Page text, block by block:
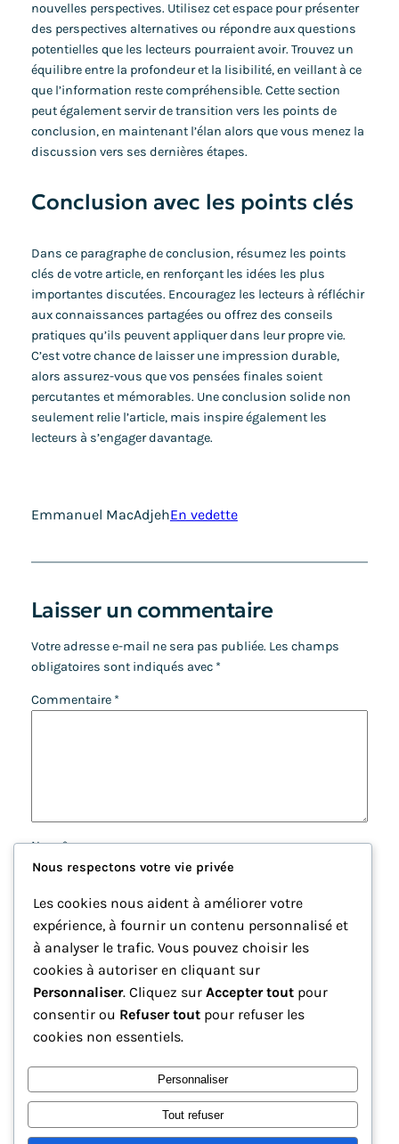
nouvelles perspectives. Utilisez cet espace pour présenter
des perspectives alternatives ou répondre aux questions
potentielles que les lecteurs pourraient avoir. Trouvez un
équilibre entre la profondeur et la lisibilité, en veillant à ce
que l’information reste compréhensible. Cette section
peut également servir de transition vers les points de
conclusion, en maintenant l’élan alors que vous menez la
discussion vers ses dernières étapes.
Conclusion avec les points clés
Dans ce paragraphe de conclusion, résumez les points
clés de votre article, en renforçant les idées les plus
importantes discutées. Encouragez les lecteurs à réfléchir
aux connaissances partagées ou offrez des conseils
pratiques qu’ils peuvent appliquer dans leur propre vie.
C’est votre chance de laisser une impression durable,
alors assurez-vous que vos pensées finales soient
percutantes et mémorables. Une conclusion solide non
seulement relie l’article, mais inspire également les
lecteurs à s’engager davantage.
Emmanuel MacAdjehEn vedette
Laisser un commentaire
Votre adresse e-mail ne sera pas publiée. Les champs
obligatoires sont indiqués avec *
Commentaire *
Nom*
E-mail*
Site web
Enregistrer mon nom, mon e-mail et mon site dans le
navigateur pour mon prochain commentaire.
Nous respectons votre vie privée
Les cookies nous aident à améliorer votre
expérience, à fournir un contenu personnalisé et
à analyser le trafic. Vous pouvez choisir les
cookies à autoriser en cliquant sur
Personnaliser. Cliquez sur Accepter tout pour
consentir ou Refuser tout pour refuser les
cookies non essentiels.
Personnaliser
Tout refuser